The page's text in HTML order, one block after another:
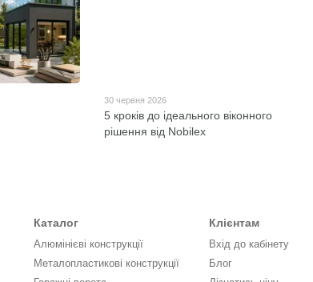
30 червня 2026
5 кроків до ідеального віконного
рішення від Nobilex
Каталог
Алюмінієві конструкції
Металопластикові конструкції
Клієнтам
Вхід до кабінету
Блог